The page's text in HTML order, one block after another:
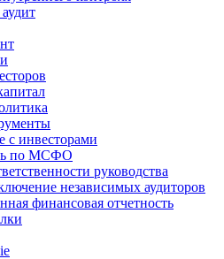
с инвеcторами
по МСФО
руководства
независимых аудиторов
финансовая отчетность